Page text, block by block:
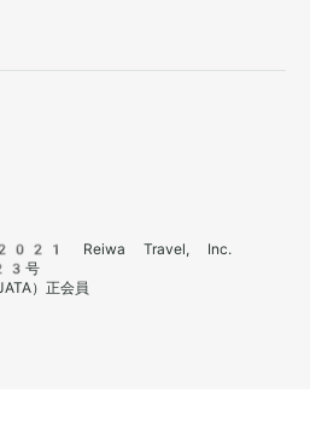
2021 Reiwa Travel, Inc.
号
）正会員